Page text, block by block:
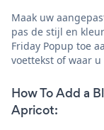
Maak uw
pas de stijl en
Friday Popup toe
voettekst of waar
How To Add a
Apricot: